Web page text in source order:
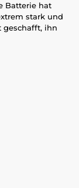
Batterie hat
stark und
geschafft, ihn